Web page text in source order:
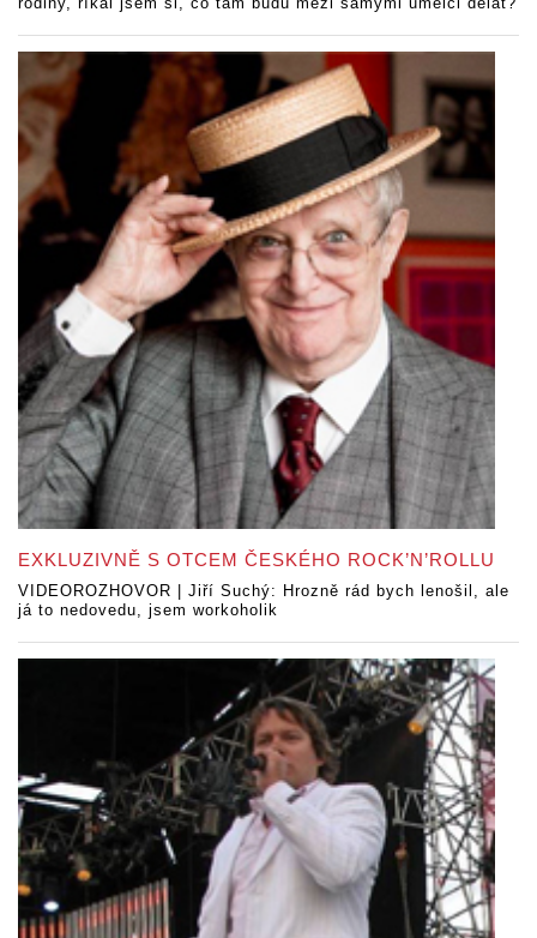
EXKLUZIVNĚ S OTCEM ČESKÉHO ROCK’N’ROLLU
VIDEOROZHOVOR | Jiří Suchý: Hrozně rád bych lenošil, ale
já to nedovedu, jsem workoholik